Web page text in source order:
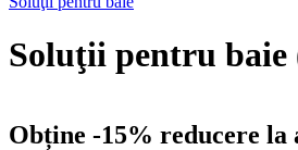
Soluţii pentru baie
Obține -15% reducere la